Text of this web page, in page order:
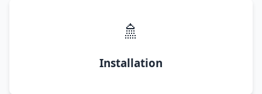
🚿
Installation